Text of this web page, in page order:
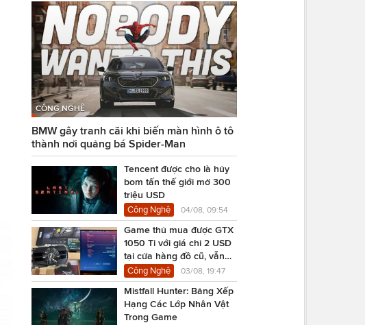
CÔNG NGHỆ
BMW gây tranh cãi khi biến màn hình ô tô
thành nơi quảng bá Spider-Man
Tencent được cho là hủy
bom tấn thế giới mở 300
triệu USD
Công Nghệ 04/08, 09:54
Game thủ mua được GTX
1050 Ti với giá chỉ 2 USD
tại cửa hàng đồ cũ, vẫn
chạy Cyberpunk 2077
Công Nghệ 03/08, 19:47
Mistfall Hunter: Bảng Xếp
Hạng Các Lớp Nhân Vật
Trong Game